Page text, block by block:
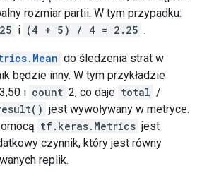
rozmiar partii. W tym przypadku:
i (4 + 5) / 4 = 2.25 .
do śledzenia strat w
będzie inny. W tym przykładzie
3,50 i count 2, co daje total /
jest wywoływany w metryce.
tf.keras.Metrics jest
czynnik, który jest równy
replik.